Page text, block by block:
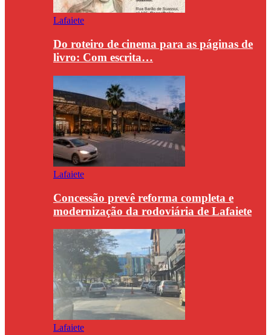
Lafaiete
Do roteiro de cinema para as páginas de
livro: Com escrita…
Lafaiete
Concessão prevê reforma completa e
modernização da rodoviária de Lafaiete
Lafaiete